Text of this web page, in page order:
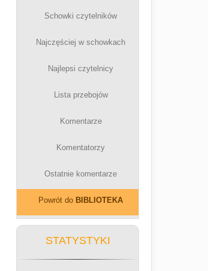
Schowki czytelników
Najczęściej w schowkach
Najlepsi czytelnicy
Lista przebojów
Komentarze
Komentatorzy
Ostatnie komentarze
Powrót do BIBLIOTEKA
STATYSTYKI